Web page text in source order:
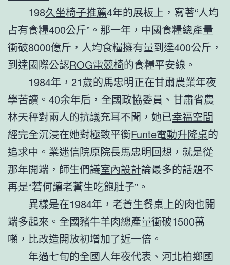
198久坐椅子推薦4年的展板上，寫著“人均
占有食糧400公斤”。那一年，中國食糧總產量
衝破8000億斤，人均食糧擁有量到達400公斤，
到達國際公認ROG電競椅的食糧平安線。
1984年，21歲的馬忠明正在甘肅農業年夜
學苦讀。40余年后，全國政協委員、甘肅省農
林天秤對兩人的抗議充耳不聞，她已幸福空間
經完全沉浸在她對極致平衡Funte電動升降桌的
追求中。業迷信院原院長馬忠明回想，就是從
那年開端，師生們議室內設計論最多的話題不
再是“若何讓老蒼生吃飽肚子”。
異樣是在1984年，老蒼生餐桌上的肉也開
端多起來。全國豬牛羊肉總產量衝破1500萬
噸，比改造開放初增加了近一倍。
年過七旬的全國人年夜代表、河北柏鄉國